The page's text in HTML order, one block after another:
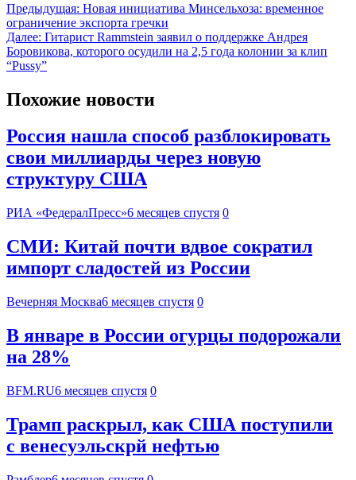
Предыдущая: Новая инициатива Минсельхоза: временное
ограничение экспорта гречки
Далее: Гитарист Rammstein заявил о поддержке Андрея
Боровикова, которого осудили на 2,5 года колонии за клип
“Pussy”
Похожие новости
Россия нашла способ разблокировать
свои миллиарды через новую
структуру США
РИА «ФедералПресс»6 месяцев спустя 0
СМИ: Китай почти вдвое сократил
импорт сладостей из России
Вечерняя Москва6 месяцев спустя 0
В январе в России огурцы подорожали
на 28%
BFM.RU6 месяцев спустя 0
Трамп раскрыл, как США поступили
с венесуэльскрй нефтью